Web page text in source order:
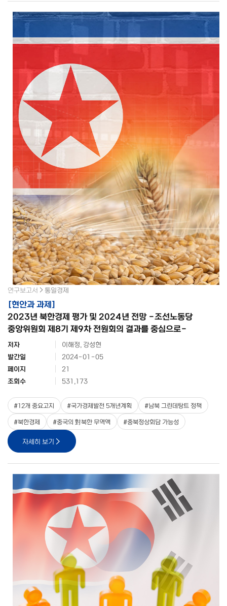
연구보고서 통일경제
[현안과 과제]
2023년 북한경제 평가 및 2024년 전망 -조선노동당
중앙위원회 제8기 제9차 전원회의 결과를 중심으로-
저자
이해정, 강성현
발간일
2024-01-05
페이지
21
조회수
531,173
#12개 중요고지 #국가경제발전 5개년계획 #남북 그린데탕트 정책
#북한경제 #중국의 對북한 무역액 #중북정상회담 가능성
자세히 보기